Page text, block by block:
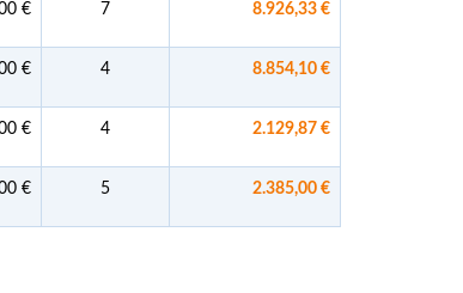
€ 7 8.926,33 €
€ 4 8.854,10 €
€ 4 2.129,87 €
€ 5 2.385,00 €